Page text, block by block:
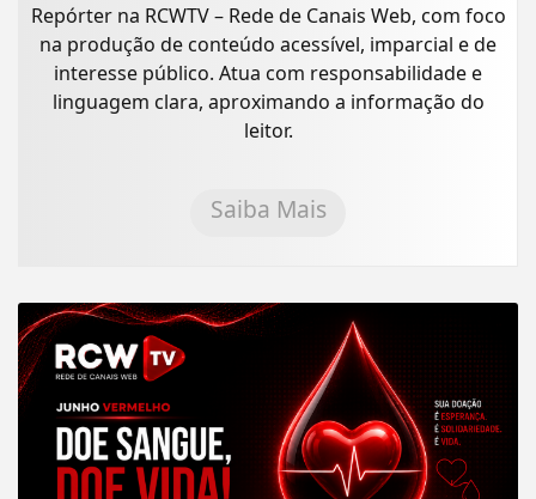
Repórter na RCWTV – Rede de Canais Web, com foco
na produção de conteúdo acessível, imparcial e de
interesse público. Atua com responsabilidade e
linguagem clara, aproximando a informação do
leitor.
Saiba Mais